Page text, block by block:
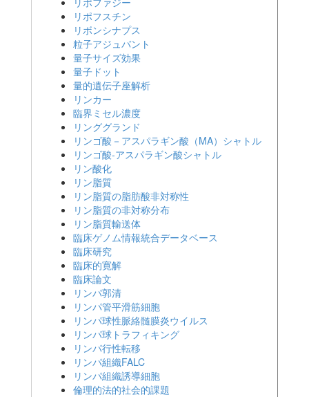
リポフスチン
リボンシナプス
粒子アジュバント
量子サイズ効果
量子ドット
量的遺伝子座解析
リンカー
臨界ミセル濃度
リンググランド
リンゴ酸－アスパラギン酸（MA）シャトル
リンゴ酸-アスパラギン酸シャトル
リン酸化
リン脂質
リン脂質の脂肪酸非対称性
リン脂質の非対称分布
リン脂質輸送体
臨床ゲノム情報統合データベース
臨床研究
臨床的寛解
臨床論文
リンパ郭清
リンパ管平滑筋細胞
リンパ球性脈絡髄膜炎ウイルス
リンパ球トラフィキング
リンパ行性転移
リンパ組織FALC
リンパ組織誘導細胞
倫理的法的社会的課題